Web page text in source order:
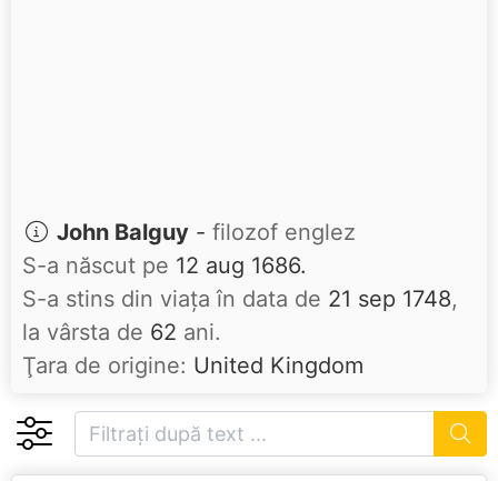
John Balguy - filozof englez
S-a născut pe 12 aug 1686.
S-a stins din viaţa în data de 21 sep 1748,
la vârsta de 62 ani.
Ţara de origine: United Kingdom